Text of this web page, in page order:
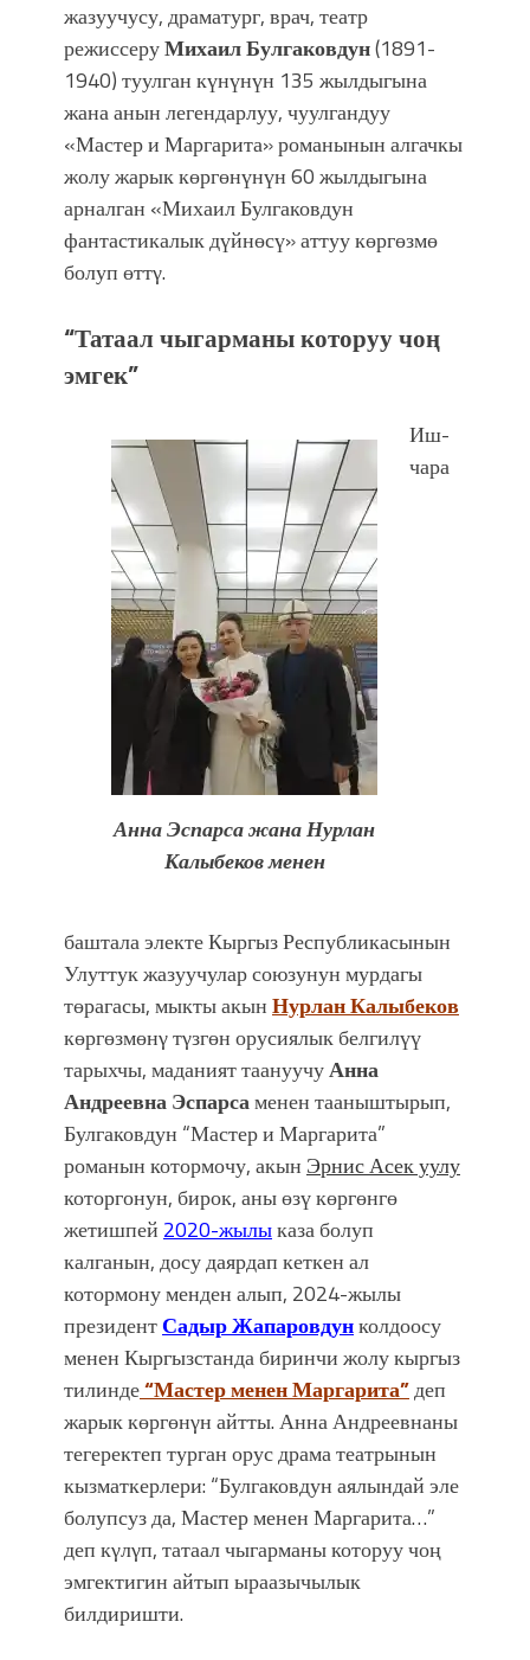
собрал более 20 тысяч гостей
жазуучусу, драматург, врач, театр
режиссеруМихаил Булгаковдун(1891-
1940)туулган күнүнүн 135 жылдыгына
жана анын легендарлуу, чуулгандуу
«Мастер и Маргарита» романынын алгачкы
жолу жарык көргөнүнүн 60 жылдыгына
арналган «Михаил Булгаковдун
фантастикалык дүйнөсү» аттуу көргөзмө
болуп өттγ.
“Татаал чыгарманы которуу чоң
эмгек”
Анна Эспарса жана Нурлан
Калыбеков менен
Иш-
чара
баштала электе Кыргыз Республикасынын
Улуттук жазуучулар союзунун мурдагы
төрагасы, мыкты акынНурлан Калыбеков
көргөзмөнγ тγзгөн орусиялык белгилүү
тарыхчы, маданият таануучуАнна
Андреевна Эспарсаменен тааныштырып,
Булгаковдун “Мастер и Маргарита”
романын котормочу, акынЭрнис Асек уулу
которгонун, бирок, аны өзү көргөнгө
жетишпей2020-жылыказа болуп
калганын, досу даярдап кеткен ал
котормону менден алып, 2024-жылы
президентСадыр Жапаровдунколдоосу
менен Кыргызстанда биринчи жолу кыргыз
тилинде“Мастер менен Маргарита”деп
жарык көргөнγн айтты. Анна Андреевнаны
тегеректеп турган орус драма театрынын
кызматкерлери: “Булгаковдун аялындай эле
болупсуз да, Мастер менен Маргарита…”
деп кγлγп, татаал чыгарманы которуу чоң
эмгектигин айтып ыраазычылык
билдиришти.